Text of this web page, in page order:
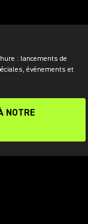
: lancements de
événements et
NOTRE